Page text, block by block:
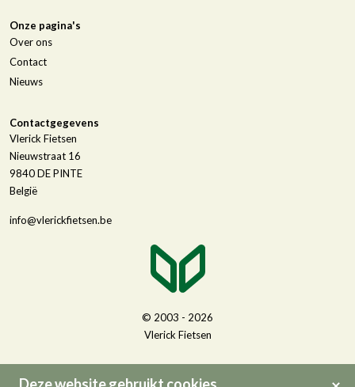
Onze pagina's
Over ons
Contact
Nieuws
Contactgegevens
Vlerick Fietsen
Nieuwstraat 16
9840DE PINTE
België
info@vlerickfietsen.be
© 2003 - 2026
Vlerick Fietsen